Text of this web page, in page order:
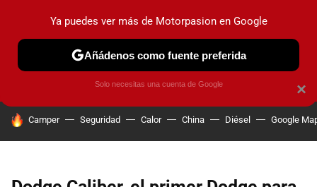
PRUEBAS COCHES ELÉCTRICOS OBSERVATORIO
HOY SE HABLA DE
Camper Seguridad Calor China Diésel Google
×
Ya puedes ver más de Motorpasion en Google
Añádenos como fuente preferida
Solo necesitas una cuenta de Google